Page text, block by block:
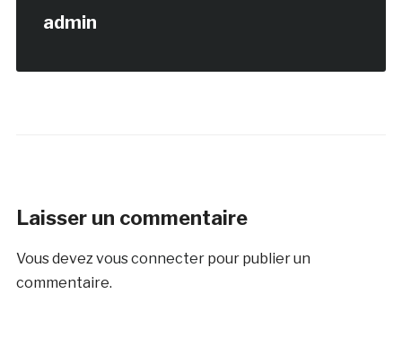
admin
Laisser un commentaire
Vous devez vous connecterpour publier un
commentaire.